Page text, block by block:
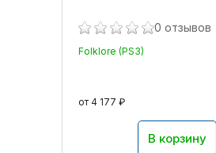
0 отзывов
Folklore (PS3)
от 4 177 ₽
В корзину